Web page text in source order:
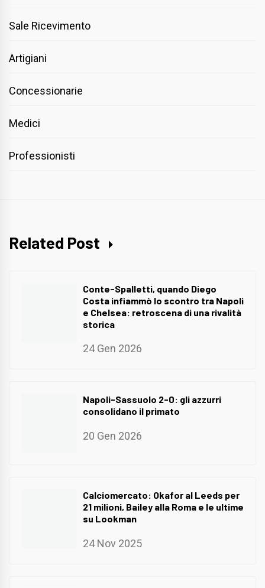
Sale Ricevimento
Artigiani
Concessionarie
Medici
Professionisti
Related Post
Conte-Spalletti, quando Diego
Costa infiammò lo scontro tra Napoli
e Chelsea: retroscena di una rivalità
storica
24 Gen 2026
Napoli-Sassuolo 2-0: gli azzurri
consolidano il primato
20 Gen 2026
Calciomercato: Okafor al Leeds per
21 milioni, Bailey alla Roma e le ultime
su Lookman
24 Nov 2025